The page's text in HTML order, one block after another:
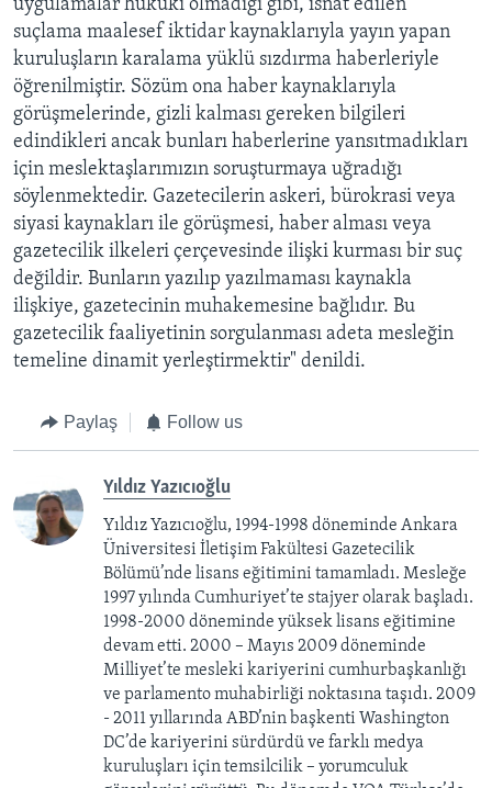
uygulamalar hukuki olmadığı gibi, isnat edilen
suçlama maalesef iktidar kaynaklarıyla yayın yapan
kuruluşların karalama yüklü sızdırma haberleriyle
öğrenilmiştir. Sözüm ona haber kaynaklarıyla
görüşmelerinde, gizli kalması gereken bilgileri
edindikleri ancak bunları haberlerine yansıtmadıkları
için meslektaşlarımızın soruşturmaya uğradığı
söylenmektedir. Gazetecilerin askeri, bürokrasi veya
siyasi kaynakları ile görüşmesi, haber alması veya
gazetecilik ilkeleri çerçevesinde ilişki kurması bir suç
değildir. Bunların yazılıp yazılmaması kaynakla
ilişkiye, gazetecinin muhakemesine bağlıdır. Bu
gazetecilik faaliyetinin sorgulanması adeta mesleğin
temeline dinamit yerleştirmektir" denildi.
Paylaş Follow us
Yıldız Yazıcıoğlu
Yıldız Yazıcıoğlu, 1994-1998 döneminde Ankara
Üniversitesi İletişim Fakültesi Gazetecilik
Bölümü’nde lisans eğitimini tamamladı. Mesleğe
1997 yılında Cumhuriyet’te stajyer olarak başladı.
1998-2000 döneminde yüksek lisans eğitimine
devam etti. 2000 – Mayıs 2009 döneminde
Milliyet’te mesleki kariyerini cumhurbaşkanlığı
ve parlamento muhabirliği noktasına taşıdı. 2009
- 2011 yıllarında ABD’nin başkenti Washington
DC’de kariyerini sürdürdü ve farklı medya
kuruluşları için temsilcilik – yorumculuk